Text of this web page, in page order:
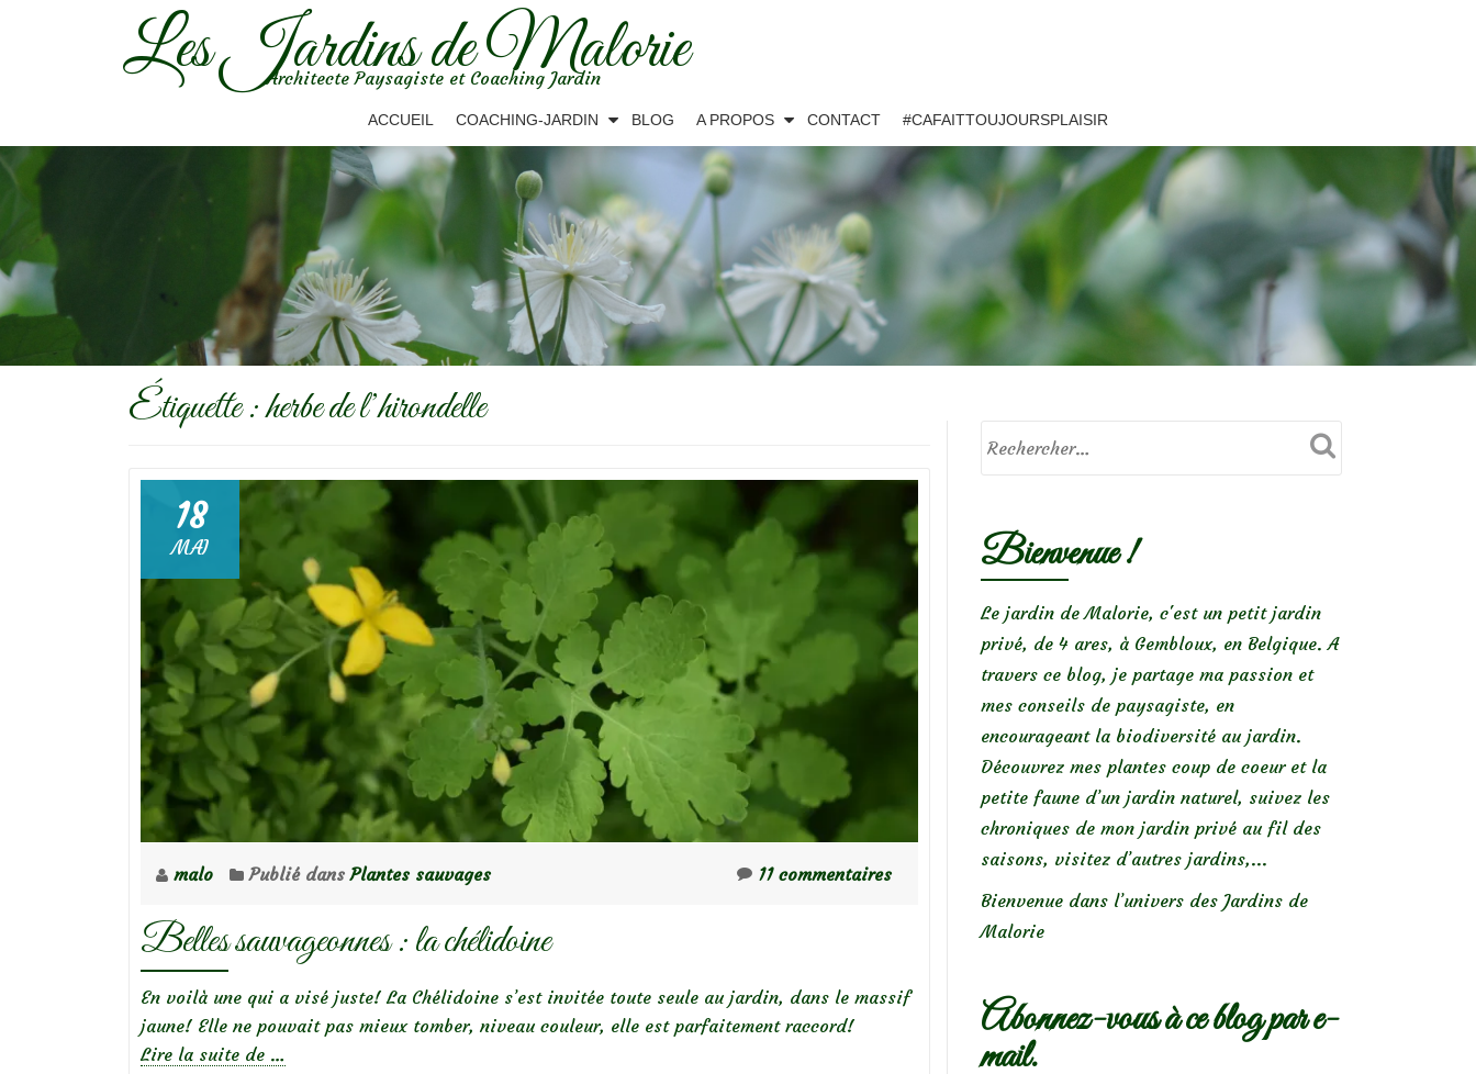
Les Jardins de Malorie
Architecte Paysagiste et Coaching Jardin
ACCUEIL COACHING-JARDIN BLOG A PROPOS CONTACT #CAFAITTOUJOURSPLAISIR
Étiquette :herbe de l’hirondelle
18
MAI
malo Publié dansPlantes sauvages 11 commentaires
Belles sauvageonnes : la chélidoine
En voilà une qui a visé juste! La Chélidoine s’est invitée toute seule au jardin, dans le massif
jaune! Elle ne pouvait pas mieux tomber, niveau couleur, elle est parfaitement raccord!
Lire la suite de …
Bienvenue !
Le jardin de Malorie, c'est un petit jardin
privé, de 4 ares, à Gembloux, en Belgique. A
travers ce blog, je partage ma passion et
mes conseils de paysagiste, en
encourageant la biodiversité au jardin.
Découvrez mes plantes coup de coeur et la
petite faune d’un jardin naturel, suivez les
chroniques de mon jardin privé au fil des
saisons, visitez d’autres jardins,...
Bienvenue dans l’univers des Jardins de
Malorie
Abonnez-vous à ce blog par e-
mail.